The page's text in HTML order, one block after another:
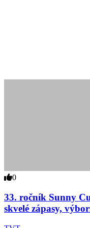
0
33. ročník Sunny
skvelé zápasy,